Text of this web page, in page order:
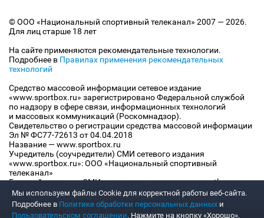
© ООО «Национальный спортивный телеканал» 2007 — 2026.
Для лиц старше 18 лет
На сайте применяются рекомендательные технологии.
Подробнее в Правилах применения рекомендательных
технологий
Средство массовой информации сетевое издание
«www.sportbox.ru» зарегистрировано Федеральной службой
по надзору в сфере связи, информационных технологий
и массовых коммуникаций (Роскомнадзор).
Свидетельство о регистрации средства массовой информации
Эл № ФС77-72613 от 04.04.2018
Название — www.sportbox.ru
Учредитель (соучредители) СМИ сетевого издания
«www.sportbox.ru»: ООО «Национальный спортивный
телеканал»
Главный редактор СМИ сетевого издания «www.sportbox.ru»:
Конов В.А.
Номер телефона редакции СМИ сетевого издания
«www.sportbox.ru»: +7 (495) 653 8419
Мы используем файлы Сookie для корректной работы веб-сайта.
Подробнее в Политике обработки персональных данных и
Пользовательском соглашении. Нажмите на кнопку «Хорошо»,